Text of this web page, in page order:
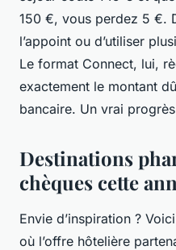
150 €, vous perdez 5 €.
l’appoint ou d’utiliser
Le format Connect, lui,
exactement le montant
bancaire. Un vrai
Destinations
chèques cette
Envie d’inspiration ?
où l’offre hôtelière